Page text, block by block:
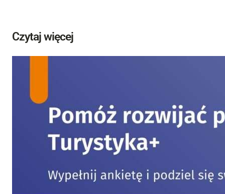
Czytaj więcej